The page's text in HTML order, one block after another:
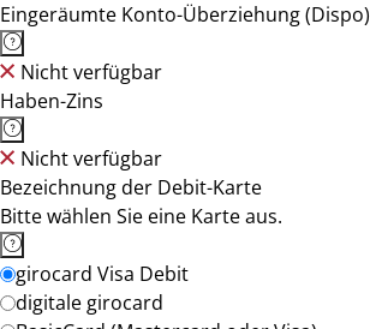
Eingeräumte Konto-Überziehung (Dispo)
Nicht verfügbar
Haben-Zins
Nicht verfügbar
Bezeichnung der Debit-Karte
Bitte wählen Sie eine Karte aus.
girocard Visa Debit
digitale girocard